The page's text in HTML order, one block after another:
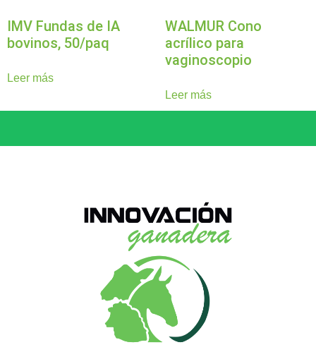
IMV Fundas de IA
bovinos, 50/paq
Leer más
WALMUR Cono
acrílico para
vaginoscopio
Leer más